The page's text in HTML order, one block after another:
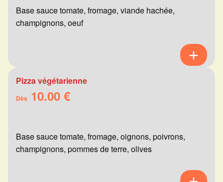
Base sauce tomate, fromage, viande hachée,
champignons, oeuf
Pizza végétarienne
Dès 10.00 €
Base sauce tomate, fromage, oignons, poivrons,
champignons, pommes de terre, olives